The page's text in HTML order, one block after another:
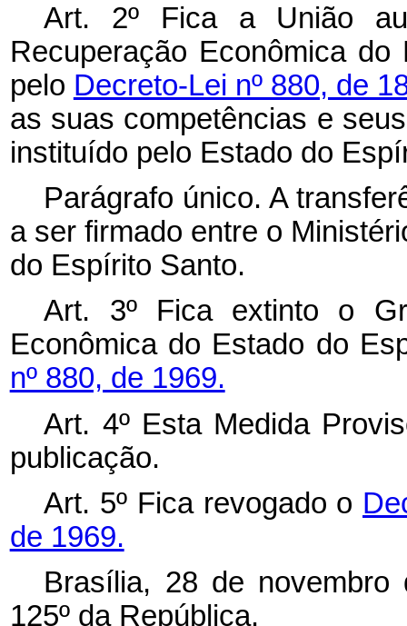
Art. 2º Fica a União
Recuperação Econômica
pelo Decreto-Lei nº 880, de
as suas competências e
instituído pelo Estado do
Parágrafo único. A
a ser firmado entre o
do Espírito Santo.
Art. 3º Fica extinto o
Econômica do Estado do
nº 880, de 1969.
Art. 4º Esta Medida
publicação.
Art. 5º Fica revogado o
de 1969.
Brasília, 28 de novembro
125º da República.